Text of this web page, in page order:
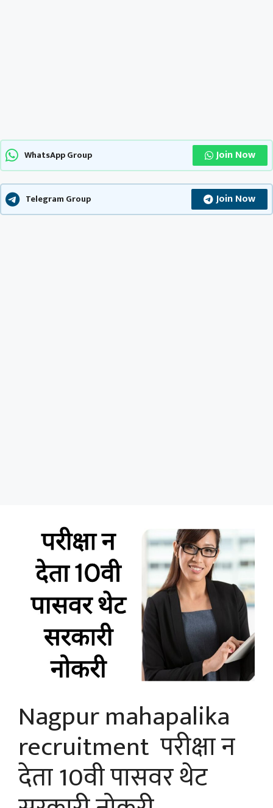
WhatsApp Group Join Now
Telegram Group Join Now
Nagpur mahapalika
recruitment परीक्षा न
देता 10वी पासवर थेट